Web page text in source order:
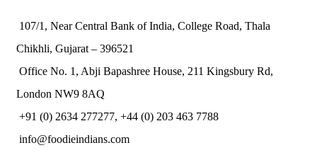
107/1, Near Central Bank of India, College Road, Thala
Chikhli, Gujarat – 396521
Office No. 1, Abji Bapashree House, 211 Kingsbury Rd,
London NW9 8AQ
+91 (0) 2634 277277, +44 (0) 203 463 7788
info@foodieindians.com